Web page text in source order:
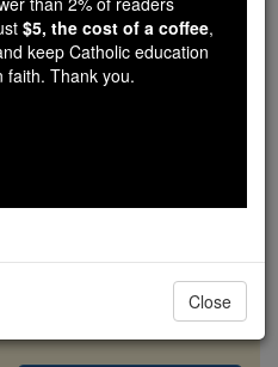
like you,
already delivered
to over 2.2
countries. In an age
you are helping form
and Christ.
gave just $5 — the
changing formation
Be Catholic. Stand
$5, the cost of a coffee,
keep Catholic education
faith. Thank you.
Close